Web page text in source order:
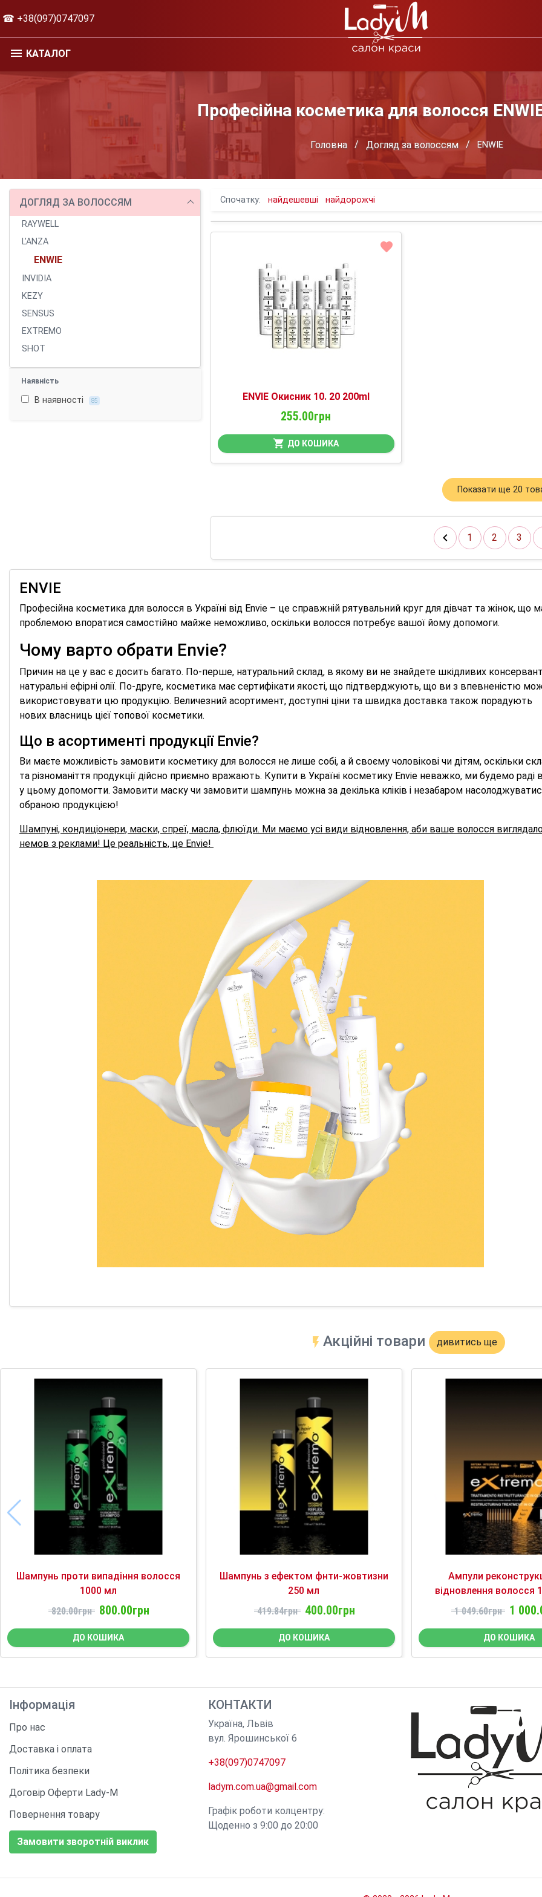
☎ +38(097)0747097
КАТАЛОГ
Професійна косметика для волосся
Головна Догляд за волоссям ENWIE
ДОГЛЯД ЗА ВОЛОССЯМ
RAYWELL
L’ANZA
ENWIE
INVIDIA
KEZY
SENSUS
EXTREMO
SHOT
Наявність
В наявності 85
Спочатку: найдешевші найдорожчі
ENVIE Окисник 10. 20 200ml
255.00грн
ДО КОШИКА
Показати ще 20
1 2 3
ENVIE
Професійна косметика для волосся в Україні від Envie – це справжній рятувальний круг для дівчат та жінок,
проблемою впоратися самостійно майже неможливо, оскільки волосся потребує вашої йому допомоги.
Чому варто обрати Envie?
Причин на це у вас є досить багато. По-перше, натуральний склад, в якому ви не знайдете шкідливих
натуральні ефірні олії. По-друге, косметика має сертифікати якості, що підтверджують, що ви з впевненістю
використовувати цю продукцію. Величезний асортимент, доступні ціни та швидка доставка також порадують
нових власниць цієї топової косметики.
Що в асортименті продукції Envie?
Ви маєте можливість замовити косметику для волосся не лише собі, а й своєму чоловікові чи дітям, оскільки
та різноманіття продукції дійсно приємно вражають. Купити в Україні косметику Envie неважко, ми будемо раді
у цьому допомогти. Замовити маску чи замовити шампунь можна за декілька кліків і незабаром
обраною продукцією!
Шампуні, кондиціонери, маски, спреї, масла, флюїди. Ми маємо усі види відновлення, аби ваше волосся
немов з реклами! Це реальність, це Envie!
Акційні товари дивитись ще
Шампунь проти випадіння волосся
1000 мл
820.00грн
800.00грн
ДО КОШИКА
Шампунь з ефектом фнти-жовтизни
250 мл
419.84грн
400.00грн
ДО КОШИКА
Ампули
відновлення волосся
1 049.60грн
1
ДО КОШИКА
Інформація
Про нас
Доставка і оплата
Політика безпеки
Договір Оферти Lady-M
Повернення товару
Замовити зворотній виклик
КОНТАКТИ
Україна, Львів
вул. Ярошинської 6
+38(097)0747097
ladym.com.ua@gmail.com
Графік роботи колцентру:
Щоденно з 9:00 до 20:00